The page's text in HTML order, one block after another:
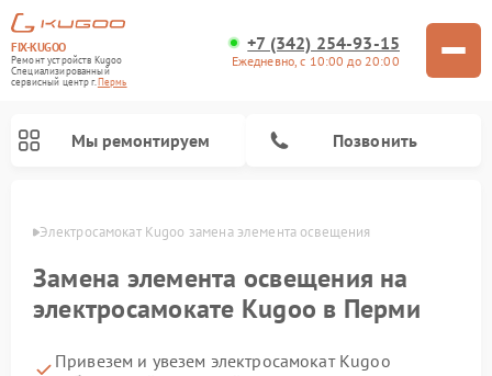
FIX-KUGOO
Ремонт устройств Kugoo
Специализированный
cервисный центр г.Пермь
+7 (342) 254-93-15
Ежедневно, с 10:00 до 20:00
Мы ремонтируем Позвонить
Электросамокат Kugoo замена элемента освещения
Замена элемента освещения на
электросамокате Kugoo в Перми
Привезем и увезем электросамокат Kugoo